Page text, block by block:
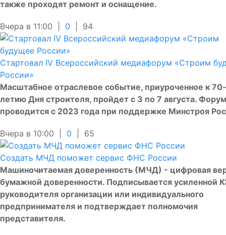
также проходят ремонт и оснащение.
Вчера в 11:00 | 0 94
Стартовал IV Всероссийский медиафорум «Строим
России»
Масштабное отраслевое событие, приуроченное к 70-
летию Дня строителя, пройдет с 3 по 7 августа. Форум
проводится с 2023 года при поддержке Минстроя
Вчера в 10:00 | 0 65
Создать МЧД поможет сервис ФНС России
Машиночитаемая доверенность (МЧД) - цифровая
бумажной доверенности. Подписывается усиленной
руководителя организации или индивидуального
предпринимателя и подтверждает полномочия
представителя.